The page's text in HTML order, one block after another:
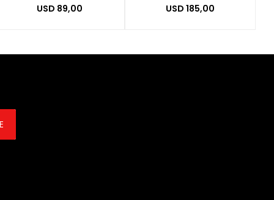
USD 89,00 USD 185,00